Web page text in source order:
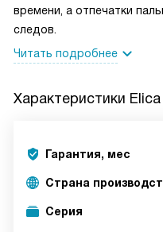
времени, а отпечатки
следов.
Читать подробнее
Характеристики
Гарантия, мес
Страна
Серия